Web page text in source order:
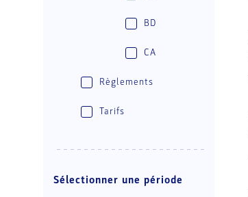
BD
CA
Règlements
Tarifs
Sélectionner une période